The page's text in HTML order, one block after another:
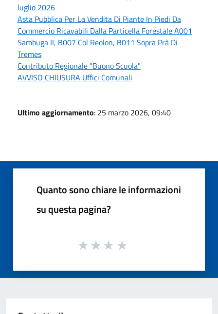
luglio 2026
Asta Pubblica Per La Vendita Di Piante In Piedi Da
Commercio Ricavabili Dalla Particella Forestale A001
Sambuga II, B007 Col Reolon, B011 Sopra Prà Di
Tremes
Contributo Regionale "Buono Scuola"
AVVISO CHIUSURA Uffici Comunali
Ultimo aggiornamento: 25 marzo 2026, 09:40
Quanto sono chiare le informazioni
su questa pagina?